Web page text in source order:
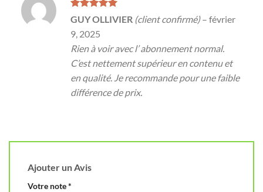
Note5sur
5
GUY OLLIVIER (client confirmé) – février
9, 2025
Rien à voir avec l’ abonnement normal.
C’est nettement supérieur en contenu et
en qualité. Je recommande pour une faible
différence de prix.
Ajouter un Avis
Votre note*